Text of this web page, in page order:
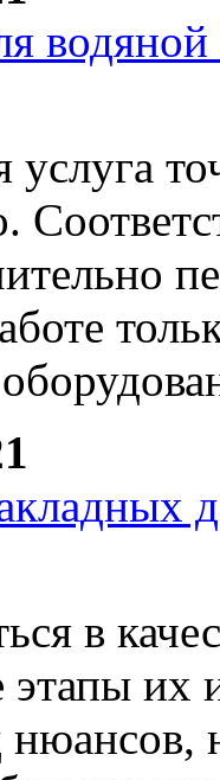
услуга
в
этапы их